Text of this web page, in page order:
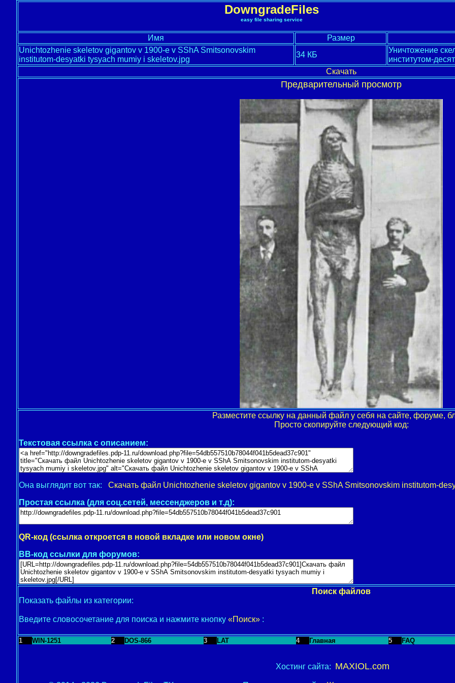
DowngradeFiles
easy file sharing service
Имя
Размер
Unichtozhenie skeletov gigantov v 1900-e v SShA Smitsonovskim
institutom-desyatki tysyach mumiy i skeletov.jpg
34 КБ
Уничтожение
институтом-
Скачать
Предварительный просмотр
Разместите ссылку на данный файл у себя на сайте, форуме,
Просто скопируйте следующий код:
Текстовая ссылка с описанием:
Она выглядит вот так: Скачать файл Unichtozhenie skeletov gigantov v 1900-e v SShA Smitsonovskim institutom-
Простая ссылка (для соц.сетей, мессенджеров и т.д):
QR-код (ссылка откроется в новой вкладке или новом окне)
BB-код ссылки для форумов:
Поиск файлов
Показать файлы из категории:
Введите словосочетание для поиска и нажмите кнопку «Поиск» :
1 WIN-1251 2 DOS-866 3 LAT 4 Главная 5 FAQ
Хостинг сайта: MAXIOL.com